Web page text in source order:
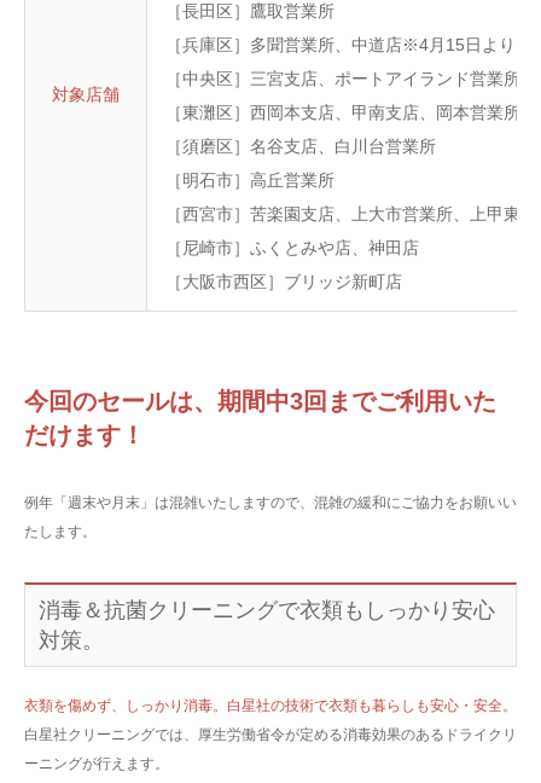
対象店舗
［長田区］鷹取営業所
［兵庫区］多聞営業所、中道店※4月15日よりセ
［中央区］三宮支店、ポートアイランド営業所
［東灘区］西岡本支店、甲南支店、岡本営業所
［須磨区］名谷支店、白川台営業所
［明石市］高丘営業所
［西宮市］苦楽園支店、上大市営業所、上甲東
［尼崎市］ふくとみや店、神田店
［大阪市西区］ブリッジ新町店
今回のセールは、期間中3回までご利用いた
だけます！
例年「週末や月末」は混雑いたしますので、混雑の緩和にご協力をお願いい
たします。
消毒＆抗菌クリーニングで衣類もしっかり安心
対策。
衣類を傷めず、しっかり消毒。白星社の技術で衣類も暮らしも安心・安全。
白星社クリーニングでは、厚生労働省令が定める消毒効果のあるドライクリ
ーニングが行えます。